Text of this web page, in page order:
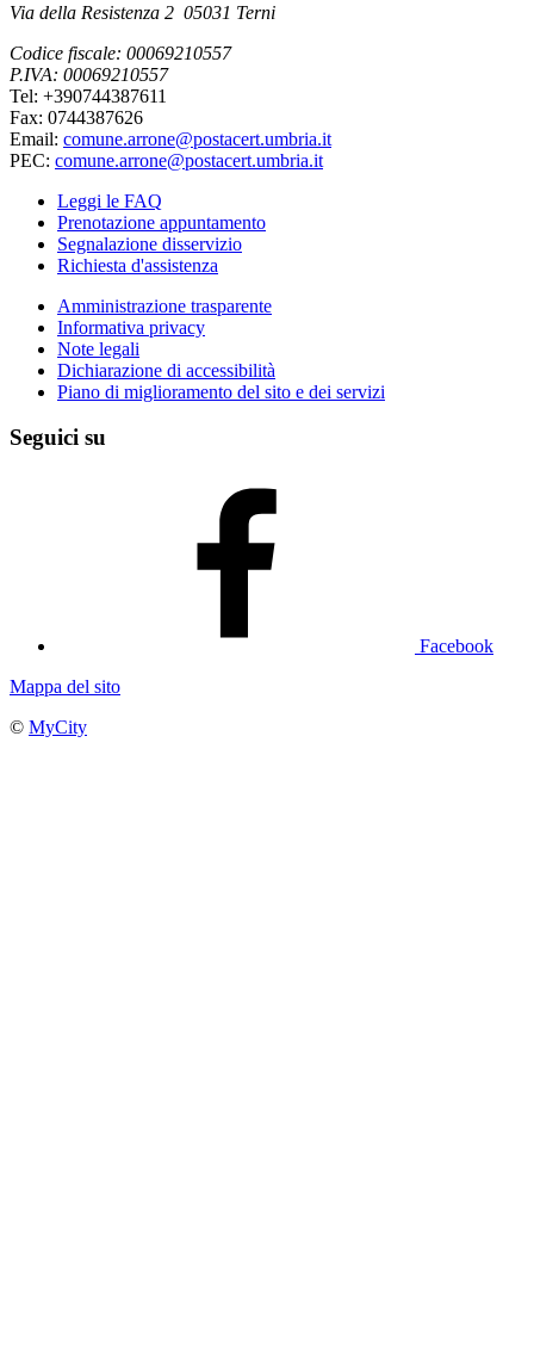
Via della Resistenza 2 05031 Terni
Codice fiscale: 00069210557
P.IVA: 00069210557
Tel: +390744387611
Fax: 0744387626
Email: comune.arrone@postacert.umbria.it
PEC: comune.arrone@postacert.umbria.it
Leggi le FAQ
Prenotazione appuntamento
Segnalazione disservizio
Richiesta d'assistenza
Amministrazione trasparente
Informativa privacy
Note legali
Dichiarazione di accessibilità
Piano di miglioramento del sito e dei servizi
Seguici su
Facebook
Mappa del sito
© MyCity